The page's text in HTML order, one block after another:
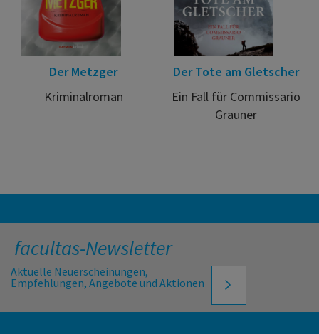
Der Metzger
Kriminalroman
Der Tote am Gletscher
Ein Fall für Commissario
Grauner
facultas-Newsletter
Aktuelle Neuerscheinungen,
Empfehlungen, Angebote und Aktionen